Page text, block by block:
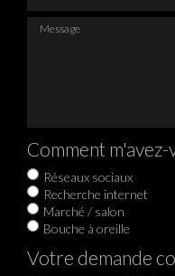
Message
Comment m'avez-
Réseaux sociaux
Recherche internet
Marché / salon
Bouche à oreille
Votre demande